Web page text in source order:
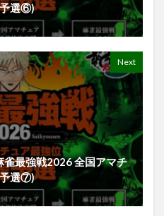
予選⑥)
Next
最強戦2026 全国アマチ
予選⑦)